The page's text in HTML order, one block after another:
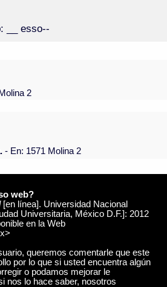
__ esso--
2
- En: 1571 Molina 2
web?
[en línea]. Universidad Nacional
Universitaria, México D.F.]: 2012
en la Web
queremos comentarle que este
por lo que si usted encuentra algún
o podamos mejorar le
nos lo hace saber, nosotros